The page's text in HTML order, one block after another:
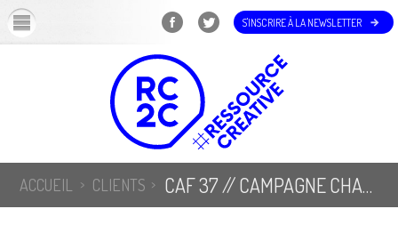
S'INSCRIRE À LA NEWSLETTER
ACCUEIL CLIENTS CAF 37 // CAMPAGNE CHARTE SÉCURITÉ INFORMATIQUE